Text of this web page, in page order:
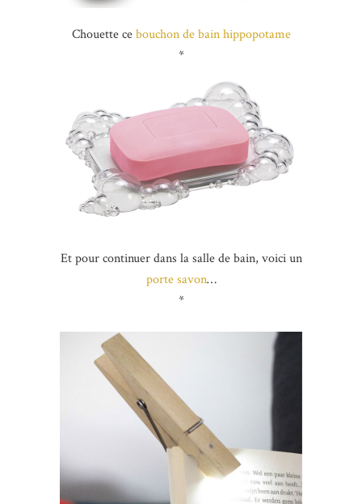
Chouette cebouchon de bain hippopotame
*
Et pour continuer dans la salle de bain, voici un
porte savon…
*